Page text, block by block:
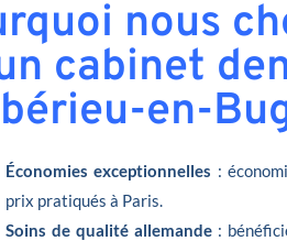
nous
cabinet
en-
Économies exceptionnelles :
prix pratiqués à Paris.
Soins de qualité allemande: